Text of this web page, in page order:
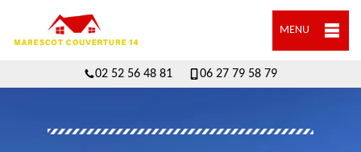
MENU
02 52 56 48 81 06 27 79 58 79